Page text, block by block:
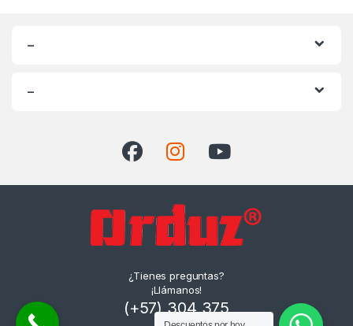
–
–
¿Tienes preguntas?
¡Llámanos!
(+57) 304 375